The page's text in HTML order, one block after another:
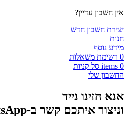
אין חשבון עדיין?
יצירת חשבון חדש
חנות
מידע נוסף
0 רשימת משאלות
0
items סל קניות
החשבון שלי
אנא הזינו נייד
וניצור איתכם קשר ב-WhatsApp